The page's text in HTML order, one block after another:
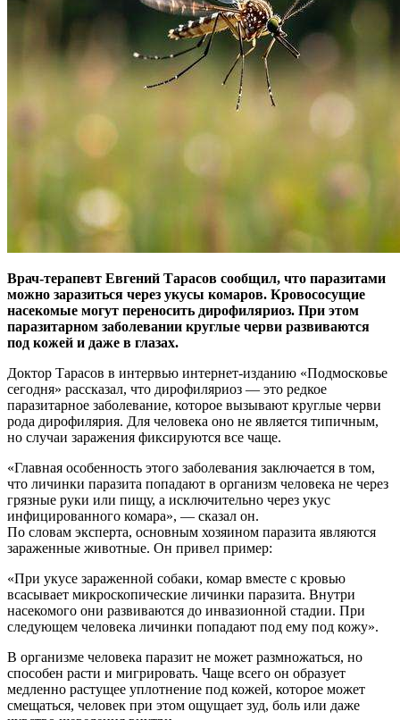
Врач-терапевт Евгений Тарасов сообщил, что паразитами
можно заразиться через укусы комаров. Кровососущие
насекомые могут переносить дирофиляриоз. При этом
паразитарном заболевании круглые черви развиваются
под кожей и даже в глазах.
Доктор Тарасов в интервью интернет-изданию «Подмосковье
сегодня» рассказал, что дирофиляриоз — это редкое
паразитарное заболевание, которое вызывают круглые черви
рода дирофилярия. Для человека оно не является типичным,
но случаи заражения фиксируются все чаще.
«Главная особенность этого заболевания заключается в том,
что личинки паразита попадают в организм человека не через
грязные руки или пищу, а исключительно через укус
инфицированного комара», — сказал он.
По словам эксперта, основным хозяином паразита являются
зараженные животные. Он привел пример:
«При укусе зараженной собаки, комар вместе с кровью
всасывает микроскопические личинки паразита. Внутри
насекомого они развиваются до инвазионной стадии. При
следующем человека личинки попадают под ему под кожу».
В организме человека паразит не может размножаться, но
способен расти и мигрировать. Чаще всего он образует
медленно растущее уплотнение под кожей, которое может
смещаться, человек при этом ощущает зуд, боль или даже